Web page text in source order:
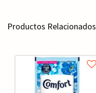
Productos Relacionados